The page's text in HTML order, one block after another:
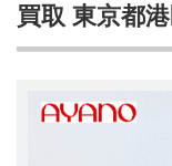
買取 東京都